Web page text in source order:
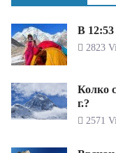
В
2823
Колко
г.?
2571